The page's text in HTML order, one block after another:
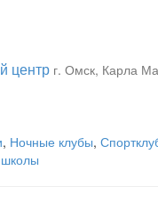
центр г. Омск, Карла
, Ночные клубы,